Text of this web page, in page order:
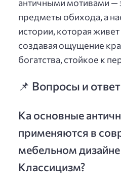
античными мотивами —
предметы обихода, а
истории, которая
создавая ощущение
богатства, стойкое к
📌 Вопросы и
Ка основные
применяются в
мебельном дизайне
Классицизм?